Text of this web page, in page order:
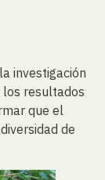
investigación
resultados
que el
de